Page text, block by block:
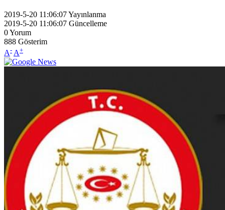
2019-5-20 11:06:07Yayınlanma
2019-5-20 11:06:07 Güncelleme
0Yorum
888 Gösterim
A- A+